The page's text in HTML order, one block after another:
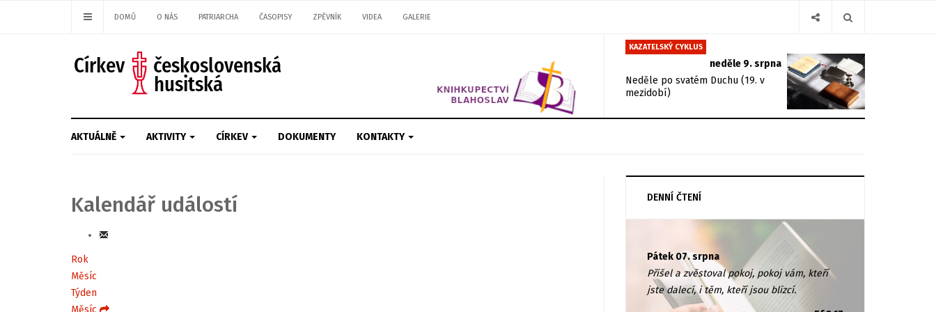
DOMŮ O NÁS PATRIARCHA ČASOPISY ZPĚVNÍK VIDEA GALERIE
KAZATELSKÝ CYKLUS
neděle 9. srpna
Neděle po svatém Duchu (19. v
mezidobí)
AKTUÁLNĚ AKTIVITY CÍRKEV DOKUMENTY KONTAKTY
Kalendář událostí
Rok
Měsíc
Týden
Měsíc
DENNÍ ČTENÍ
Pátek 07. srpna
Přišel a zvěstoval pokoj, pokoj vám, kteří
jste dalecí, i těm, kteří jsou blízcí.